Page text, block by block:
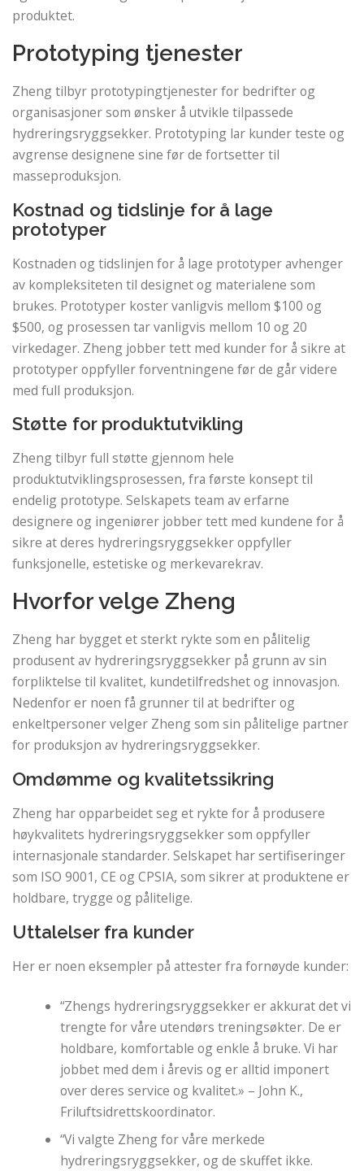
produktet.
Prototyping tjenester
Zheng tilbyr prototypingtjenester for bedrifter og
organisasjoner som ønsker å utvikle tilpassede
hydreringsryggsekker. Prototyping lar kunder teste og
avgrense designene sine før de fortsetter til
masseproduksjon.
Kostnad og tidslinje for å lage
prototyper
Kostnaden og tidslinjen for å lage prototyper avhenger
av kompleksiteten til designet og materialene som
brukes. Prototyper koster vanligvis mellom $100 og
$500, og prosessen tar vanligvis mellom 10 og 20
virkedager. Zheng jobber tett med kunder for å sikre at
prototyper oppfyller forventningene før de går videre
med full produksjon.
Støtte for produktutvikling
Zheng tilbyr full støtte gjennom hele
produktutviklingsprosessen, fra første konsept til
endelig prototype. Selskapets team av erfarne
designere og ingeniører jobber tett med kundene for å
sikre at deres hydreringsryggsekker oppfyller
funksjonelle, estetiske og merkevarekrav.
Hvorfor velge Zheng
Zheng har bygget et sterkt rykte som en pålitelig
produsent av hydreringsryggsekker på grunn av sin
forpliktelse til kvalitet, kundetilfredshet og innovasjon.
Nedenfor er noen få grunner til at bedrifter og
enkeltpersoner velger Zheng som sin pålitelige partner
for produksjon av hydreringsryggsekker.
Omdømme og kvalitetssikring
Zheng har opparbeidet seg et rykte for å produsere
høykvalitets hydreringsryggsekker som oppfyller
internasjonale standarder. Selskapet har sertifiseringer
som ISO 9001, CE og CPSIA, som sikrer at produktene er
holdbare, trygge og pålitelige.
Uttalelser fra kunder
Her er noen eksempler på attester fra fornøyde kunder:
“Zhengs hydreringsryggsekker er akkurat det vi
trengte for våre utendørs treningsøkter. De er
holdbare, komfortable og enkle å bruke. Vi har
jobbet med dem i årevis og er alltid imponert
over deres service og kvalitet.» – John K.,
Friluftsidrettskoordinator.
“Vi valgte Zheng for våre merkede
hydreringsryggsekker, og de skuffet ikke.